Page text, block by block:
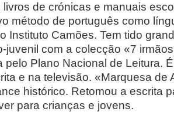
livros de crónicas e manuais
método de português como
Instituto Camões. Tem tido
juvenil com a colecção «7
pelo Plano Nacional de Leitura.
e na televisão. «Marquesa de
histórico. Retomou a escrita
para crianças e jovens.